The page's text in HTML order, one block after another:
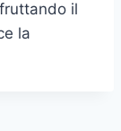
il
la